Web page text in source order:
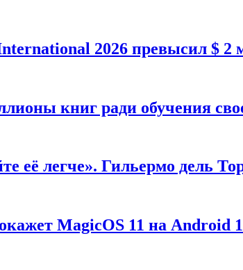
2026 превысил $ 2
книг ради обучения
её легче». Гильермо дель
MagicOS 11 на Android